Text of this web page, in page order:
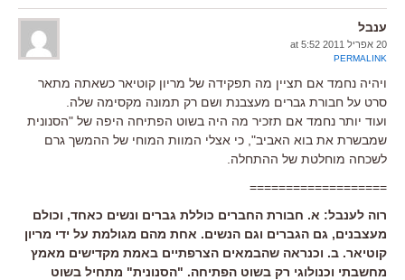
ענבל
20 אפריל 2011 at 5:52
PERMALINK
ויהיה נחמד אם תציין מה תפקידה של מריון קוטיאר כשאתה מתאר
סרט על חבורת גברים מעצבנת ושם רק תמונה מקסימה שלה.
ועוד יותר נחמד אם תזכיר מה היה בשוט הפתיחה היפה של "הסנונית
שמבשרת את בוא האביב", כי אצלי המוות המוחי של ההמשך גרם
לשכחה מוחלטת של ההתחלה.
===================
רוה לענבל: א. חבורת החברים כוללת גברים ונשים כאחד, וכולם
מעצבנים, גם הגברים וגם הנשים. אחת מהם מגולמת על ידי מריון
קוטיאר. ב. וכנראה שהבמאים הצרפתיים באמת מקדישים מאמץ
מחשבתי וכנולוגי רק בשוט הפתיחה. "הסנונית" מתחיל בשוט